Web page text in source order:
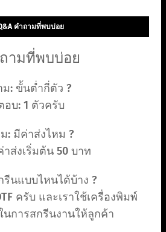
คำถามที่พบบ่อย
ามที่พบบ่อย
ม: ขั้นต่ำกี่ตัว ?
อบ: 1 ตัวครับ
: มีค่าส่งไหม ?
าส่งเริ่มต้น 50 บาท
รีนแบบไหนได้บ้าง ?
ครับ และเราใช้เครื่องพิมพ์
การสกรีนงานให้ลูกค้า